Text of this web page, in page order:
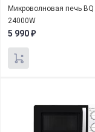
Микроволновая печь BQ
24000W
5 990 ₽